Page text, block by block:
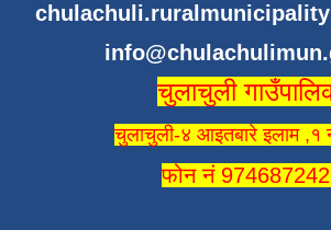
चुलाचुली
चुलाचुली-४ आइतबारे इलाम ,१
फोन नं